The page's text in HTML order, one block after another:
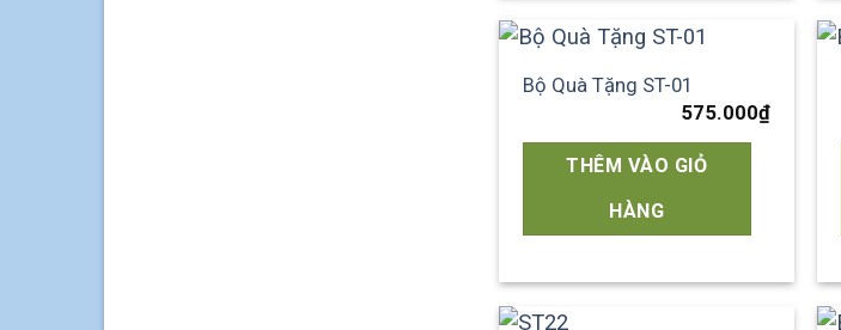
wishlist
Bộ Quà Tặng ST-01
575.000₫
THÊM VÀO GIỎ
HÀNG